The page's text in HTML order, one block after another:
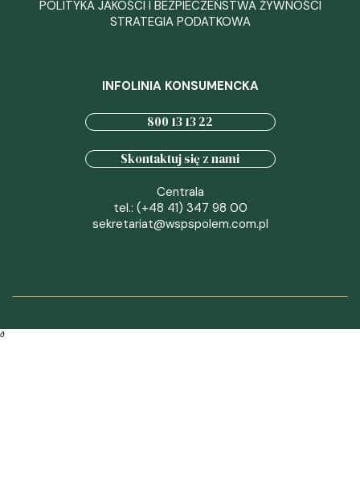
POLITYKA JAKOŚCI I BEZPIECZEŃSTWA ŻYWNOŚCI
STRATEGIA PODATKOWA
INFOLINIA KONSUMENCKA
800 13 13 22
Skontaktuj się z nami
Centrala
tel.: (+48 41) 347 98 00
sekretariat@wspspolem.com.pl
∂